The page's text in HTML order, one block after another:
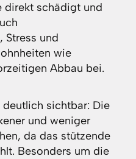
direkt schädigt und
Stress und
wie
Abbau bei.
sichtbar: Die
und weniger
da das stützende
Besonders um die